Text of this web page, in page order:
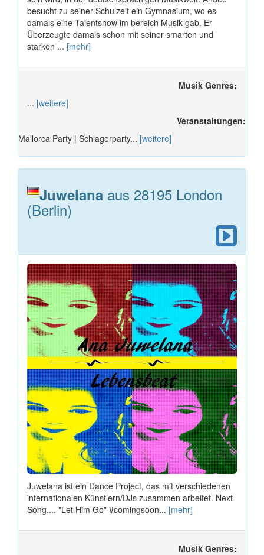
besucht zu seiner Schulzeit ein Gymnasium, wo es
damals eine Talentshow im bereich Musik gab. Er
Überzeugte damals schon mit seiner smarten und
starken ... [mehr]
Musik Genres:
... [weitere]
Veranstaltungen:
Mallorca Party | Schlagerparty... [weitere]
Juwelana aus 28195 London
(Berlin)
Juwelana ist ein Dance Project, das mit verschiedenen
internationalen Künstlern/DJs zusammen arbeitet. Next
Song.... "Let Him Go" #comingsoon... [mehr]
Musik Genres: